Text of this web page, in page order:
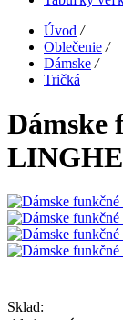
Úvod /
Oblečenie /
Dámske /
Tričká
Dámske
Sklad: